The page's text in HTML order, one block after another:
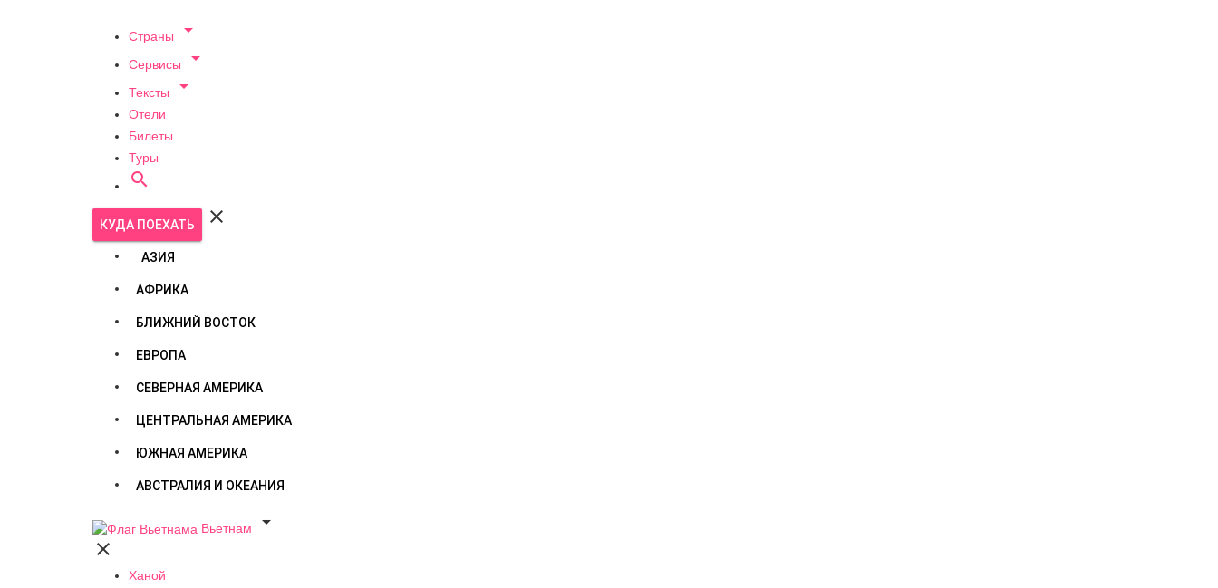
Страны 
Сервисы 
Тексты 
Отели
Билеты
Туры

КУДА ПОЕХАТЬ 
АЗИЯ
АФРИКА
БЛИЖНИЙ ВОСТОК
ЕВРОПА
СЕВЕРНАЯ АМЕРИКА
ЦЕНТРАЛЬНАЯ АМЕРИКА
ЮЖНАЯ АМЕРИКА
АВСТРАЛИЯ И ОКЕАНИЯ
Вьетнам


Ханой